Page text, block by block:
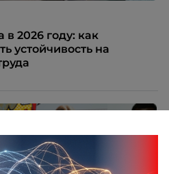
2026 году: как
устойчивость на